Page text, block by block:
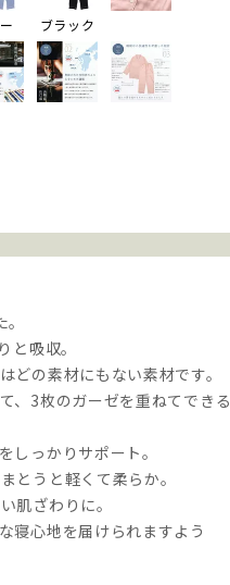
ブラック
吸収。
どの素材にもない素材です。
、3枚のガーゼを重ねてできる
しっかりサポート。
とうと軽くて柔らか。
肌ざわりに。
寝心地を届けられますよう